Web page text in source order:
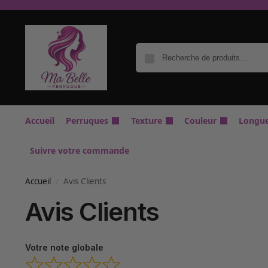
Accueil Perruques Texture Couleur
Suivre votre commande
Accueil Avis Clients
Avis Clients
Votre note globale